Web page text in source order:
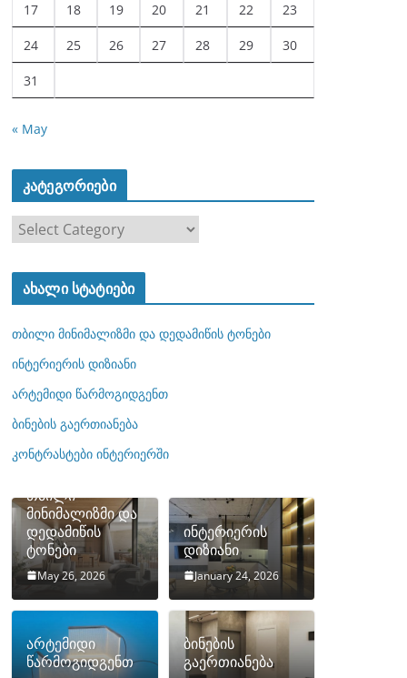
17 18 19 20 21 22 23
24 25 26 27 28 29 30
31
« May
კატეგორიები
ტ
ო
რ
ბ
ი
ახალი სტატიები
თბილი მინიმალიზმი და დედამიწის ტონები
ინტერიერის დიზიანი
არტემიდი წარმოგიდგენთ
ბინების გაერთიანება
კონტრასტები ინტერიერში
თბილი
მინიმალიზმი და
დედამიწის
ტონები
May 26, 2026
ინტერიერის
დიზიანი
January 24, 2026
არტემიდი
წარმოგიდგენთ
ბინების
გაერთიანება